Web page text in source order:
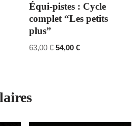
Équi-pistes : Cycle
complet “Les petits
plus”
63,00€ 54,00€